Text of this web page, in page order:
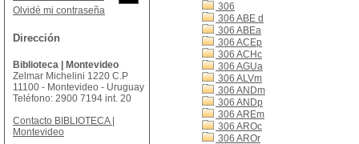
306
306 ABE d
306 ABEa
306 ACEp
306 ACHc
306 AGUa
306 ALVm
306 ANDm
306 ANDp
306 AREm
306 AROc
306 AROr
Olvidé mi contraseña
Dirección
Biblioteca | Montevideo
Zelmar Michelini 1220 C.P
11100 - Montevideo - Uruguay
Teléfono: 2900 7194 int. 20
Contacto BIBLIOTECA |
Montevideo